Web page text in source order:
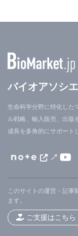
バイオアソシ
生命科学分野に特化した
ル戦略、輸入販売、出版
成長を多角的にサポート
このサイトの運営・記事
ます。
ご支援はこちら